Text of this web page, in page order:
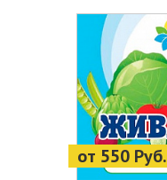
от 550 Руб.